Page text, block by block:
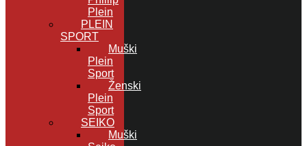
Plein
PLEIN
SPORT
Muški
Plein
Sport
Ženski
Plein
Sport
SEIKO
Muški